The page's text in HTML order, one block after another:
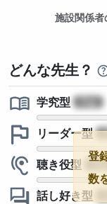
施設関係者
どんな先生？
学究型
?
リーダー型
聴き役型
?
話し好き型
登
数